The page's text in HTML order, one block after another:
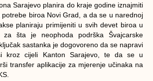
Sarajevo planira do kraje godine iznajmiti
biroa Novi Grad, a da se u narednoj
planiraju primijeniti u svih devet biroa u
za šta je neophoda podrška Švajcarske
sastanka je dogovoreno da se napravi
kroz cijeli Kanton Sarajevo, te da se u
transfer aplikacije za mjerenje učinaka na